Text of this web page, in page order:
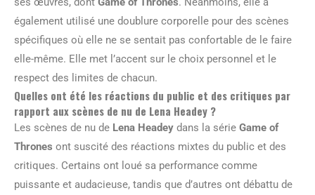
également utilisé une doublure corporelle pour des scènes
spécifiques où elle ne se sentait pas confortable de le faire
elle-même. Elle met l’accent sur le choix personnel et le
respect des limites de chacun.
Quelles ont été les réactions du public et des critiques par
rapport aux scènes de nu de Lena Headey ?
Les scènes de nu de Lena Headey dans la série Game of
Thrones ont suscité des réactions mixtes du public et des
critiques. Certains ont loué sa performance comme
puissante et audacieuse, tandis que d’autres ont débattu de